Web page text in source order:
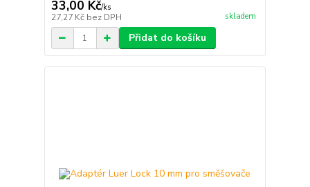
33,00 Kč/ks
27,27 Kč bez DPH skladem
Přidat do košíku